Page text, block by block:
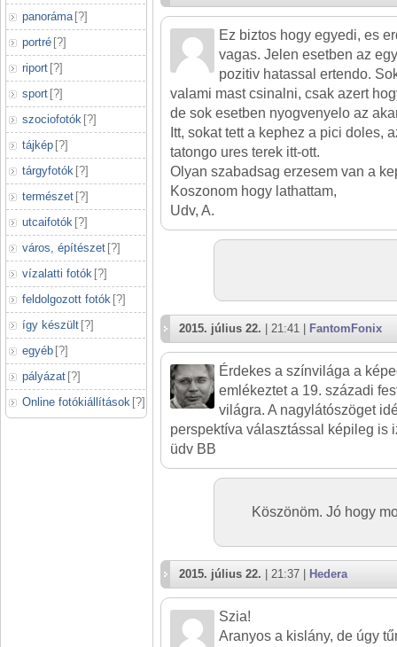
panoráma [?]
portré [?]
riport [?]
sport [?]
szociofotók [?]
tájkép [?]
tárgyfotók [?]
természet [?]
utcaifotók [?]
város, építészet [?]
vízalatti fotók [?]
feldolgozott fotók [?]
így készült [?]
egyéb [?]
pályázat [?]
Online fotókiállítások [?]
Ez biztos hogy egyedi, es
vagas. Jelen esetben az
pozitiv hatassal ertendo.
valami mast csinalni, csak azert
de sok esetben nyogvenyelo az
Itt, sokat tett a kephez a pici doles,
tatongo ures terek itt-ott.
Olyan szabadsag erzesem van a
Koszonom hogy lathattam,
Udv, A.
2015. július 22. | 21:41 | FantomFonix
Érdekes a színvilága a
emlékeztet a 19. századi
világra. A nagylátószöget
perspektíva választással képileg is
üdv BB
Köszönöm. Jó hogy
2015. július 22. | 21:37 | Hedera
Szia!
Aranyos a kislány, de úgy